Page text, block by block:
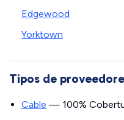
Edgewood
Yorktown
Tipos de
Cable — 100%